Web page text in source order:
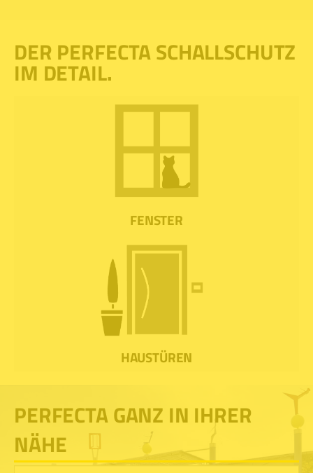
DER PERFECTA SCHALLSCHUTZ
IM DETAIL.
FENSTER
HAUSTÜREN
PERFECTA GANZ IN IHRER
NÄHE